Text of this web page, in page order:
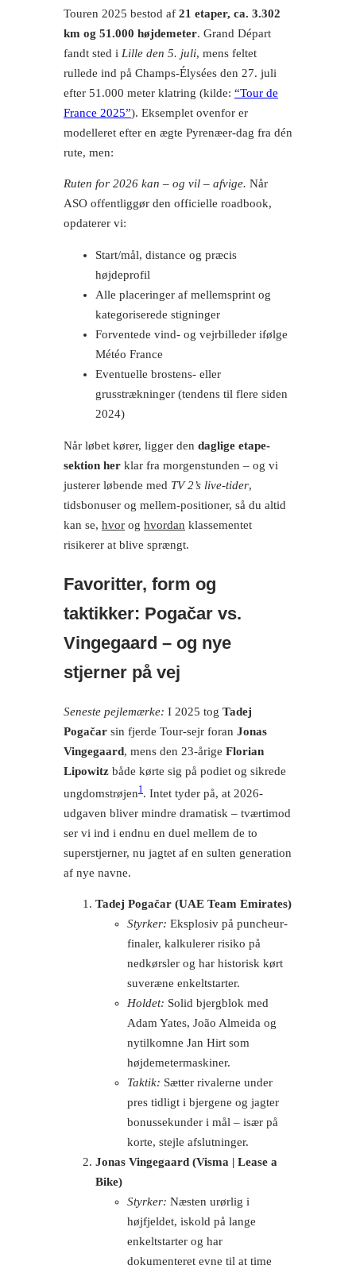
Touren 2025 bestod af 21 etaper, ca. 3.302
km og 51.000 højdemeter. Grand Départ
fandt sted i Lille den 5. juli, mens feltet
rullede ind på Champs-Élysées den 27. juli
efter 51.000 meter klatring (kilde: “Tour de
France 2025”). Eksemplet ovenfor er
modelleret efter en ægte Pyrenæer-dag fra dén
rute, men:
Ruten for 2026 kan – og vil – afvige. Når
ASO offentliggør den officielle roadbook,
opdaterer vi:
Start/mål, distance og præcis
højdeprofil
Alle placeringer af mellemsprint og
kategoriserede stigninger
Forventede vind- og vejrbilleder ifølge
Météo France
Eventuelle brostens- eller
grusstrækninger (tendens til flere siden
2024)
Når løbet kører, ligger den daglige etape-
sektion her klar fra morgenstunden – og vi
justerer løbende med TV 2’s live-tider,
tidsbonuser og mellem-positioner, så du altid
kan se, hvor og hvordan klassementet
risikerer at blive sprængt.
Favoritter, form og
taktikker: Pogačar vs.
Vingegaard – og nye
stjerner på vej
Seneste pejlemærke: I 2025 tog Tadej
Pogačar sin fjerde Tour-sejr foran Jonas
Vingegaard, mens den 23-årige Florian
Lipowitz både kørte sig på podiet og sikrede
ungdomstrøjen1 . Intet tyder på, at 2026-
udgaven bliver mindre dramatisk – tværtimod
ser vi ind i endnu en duel mellem de to
superstjerner, nu jagtet af en sulten generation
af nye navne.
Tadej Pogačar (UAE Team Emirates)
Styrker: Eksplosiv på puncheur-
finaler, kalkulerer risiko på
nedkørsler og har historisk kørt
suveræne enkeltstarter.
Holdet: Solid bjergblok med
Adam Yates, João Almeida og
nytilkomne Jan Hirt som
højdemetermaskiner.
Taktik: Sætter rivalerne under
pres tidligt i bjergene og jagter
bonussekunder i mål – især på
korte, stejle afslutninger.
Jonas Vingegaard (Visma | Lease a
Bike)
Styrker: Næsten urørlig i
højfjeldet, iskold på lange
enkeltstarter og har
dokumenteret evne til at time